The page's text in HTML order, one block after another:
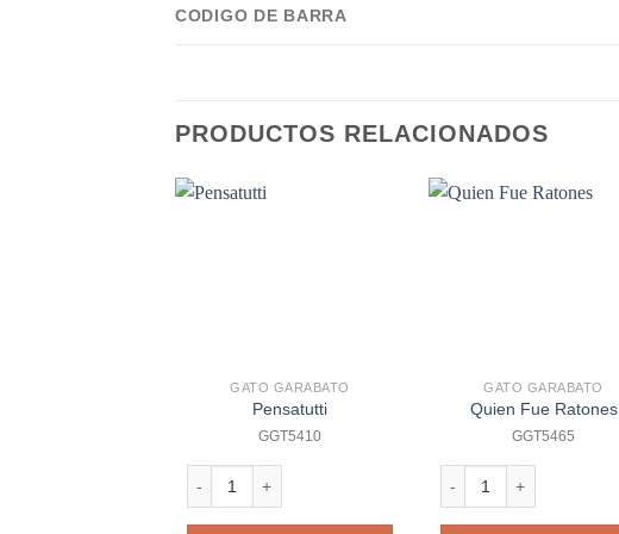
CODIGO DE BARRA
PRODUCTOS RELACIONADOS
GATO GARABATO
Pensatutti
GGT5410
GATO GARABATO
Quien Fue Ratones
GGT5465